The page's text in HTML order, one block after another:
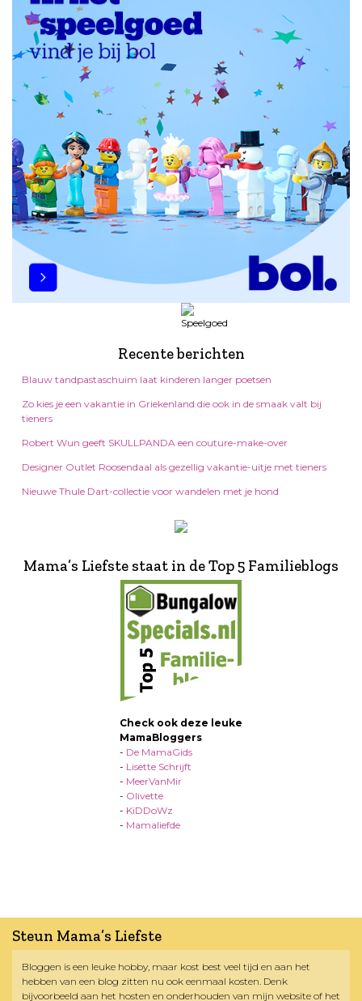
Recente berichten
Blauw tandpastaschuim laat kinderen langer poetsen
Zo kies je een vakantie in Griekenland die ook in de smaak valt bij
tieners
Robert Wun geeft SKULLPANDA een couture-make-over
Designer Outlet Roosendaal als gezellig vakantie-uitje met tieners
Nieuwe Thule Dart-collectie voor wandelen met je hond
Mama’s Liefste staat in de Top 5 Familieblogs
Check ook deze leuke
MamaBloggers
- De MamaGids
- Lisette Schrijft
- MeerVanMir
- Olivette
- KiDDoWz
- Mamaliefde
Steun Mama’s Liefste
Bloggen is een leuke hobby, maar kost best veel tijd en aan het
hebben van een blog zitten nu ook eenmaal kosten. Denk
bijvoorbeeld aan het hosten en onderhouden van mijn website of het